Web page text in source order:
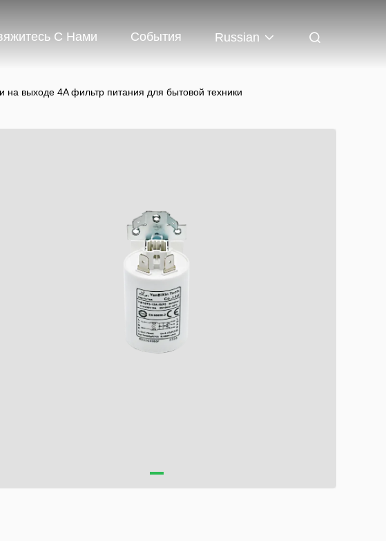
С Нами События Russian
выходе 4A фильтр питания для бытовой техники